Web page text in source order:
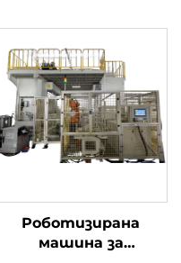
Роботизирана
машина за